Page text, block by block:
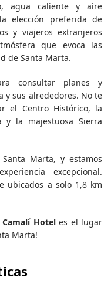
agua caliente y aire
elección preferida de
y viajeros extranjeros
que evoca las
de Santa Marta.
consultar planes y
y sus alrededores. No te
el Centro Histórico, la
y la majestuosa Sierra
Marta, y estamos
excepcional.
ubicados a solo 1,8 km
Camalí Hoteles el lugar
Marta!